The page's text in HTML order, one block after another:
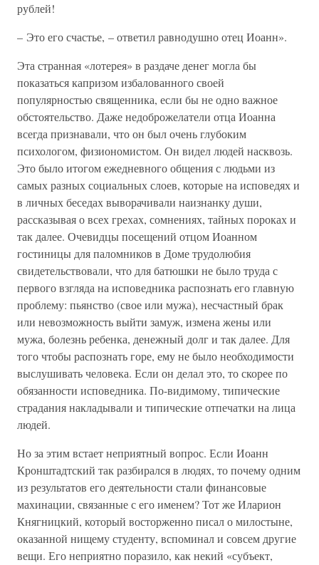
рублей!
– Это его счастье, – ответил равнодушно отец Иоанн».
Эта странная «лотерея» в раздаче денег могла бы
показаться капризом избалованного своей
популярностью священника, если бы не одно важное
обстоятельство. Даже недоброжелатели отца Иоанна
всегда признавали, что он был очень глубоким
психологом, физиономистом. Он видел людей насквозь.
Это было итогом ежедневного общения с людьми из
самых разных социальных слоев, которые на исповедях и
в личных беседах выворачивали наизнанку души,
рассказывая о всех грехах, сомнениях, тайных пороках и
так далее. Очевидцы посещений отцом Иоанном
гостиницы для паломников в Доме трудолюбия
свидетельствовали, что для батюшки не было труда с
первого взгляда на исповедника распознать его главную
проблему: пьянство (свое или мужа), несчастный брак
или невозможность выйти замуж, измена жены или
мужа, болезнь ребенка, денежный долг и так далее. Для
того чтобы распознать горе, ему не было необходимости
выслушивать человека. Если он делал это, то скорее по
обязанности исповедника. По-видимому, типические
страдания накладывали и типические отпечатки на лица
людей.
Но за этим встает неприятный вопрос. Если Иоанн
Кронштадтский так разбирался в людях, то почему одним
из результатов его деятельности стали финансовые
махинации, связанные с его именем? Тот же Иларион
Княгницкий, который восторженно писал о милостыне,
оказанной нищему студенту, вспоминал и совсем другие
вещи. Его неприятно поразило, как некий «субъект,